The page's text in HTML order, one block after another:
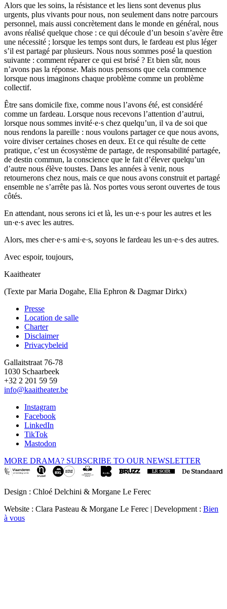
Alors que les soins, la résistance et les liens sont devenus plus
urgents, plus vivants pour nous, non seulement dans notre parcours
personnel, mais aussi concrètement dans le monde en général, nous
avons réalisé quelque chose : ce qui découle d’un besoin s’avère être
une nécessité ; lorsque les temps sont durs, le fardeau est plus léger
s’il est partagé par plusieurs. Nous nous sommes posé la question
suivante : comment réparer ce qui est brisé ? Et bien sûr, nous
n’avons pas la réponse. Mais nous pensons que cela commence
lorsque nous imaginons chaque problème comme un problème
collectif.
Être sans domicile fixe, comme nous l’avons été, est considéré
comme un fardeau. Lorsque nous recevons l’attention d’autrui,
lorsque nous sommes invité·e·s chez quelqu’un, il va de soi que
nous rendons la pareille : nous voulons partager ce que nous avons,
voire diviser certaines choses en deux. Et ce qui résulte de cette
pratique, c’est un écosystème de partage, de responsabilité partagée,
de destin commun, la conscience que le fait d’élever quelqu’un
d’autre nous élève toustes. Dans les années à venir, nous
retournerons chez nous, mais ce que nous avons construit et partagé
ensemble ne s’arrête pas là. Nos portes vous seront ouvertes de tous
côtés.
En attendant, nous serons ici et là, les un·e·s pour les autres et les
un·e·s avec les autres.
Alors, mes cher·e·s ami·e·s, soyons le fardeau les un·e·s des autres.
Avec espoir, toujours,
Kaaitheater
(Texte par Maria Dogahe, Elia Ephron & Dagmar Dirkx)
Footer
Presse
Location de salle
Charter
Disclaimer
Privacybeleid
Gallaitstraat 76-78
1030 Schaarbeek
+32 2 201 59 59
info@kaaitheater.be
Instagram
Facebook
LinkedIn
TikTok
Mastodon
MORE DRAMA? SUBSCRIBE TO OUR NEWSLETTER
Design : Chloé Delchini & Morgane Le Ferec
Website : Clara Pasteau & Morgane Le Ferec | Development : Bien
à vous